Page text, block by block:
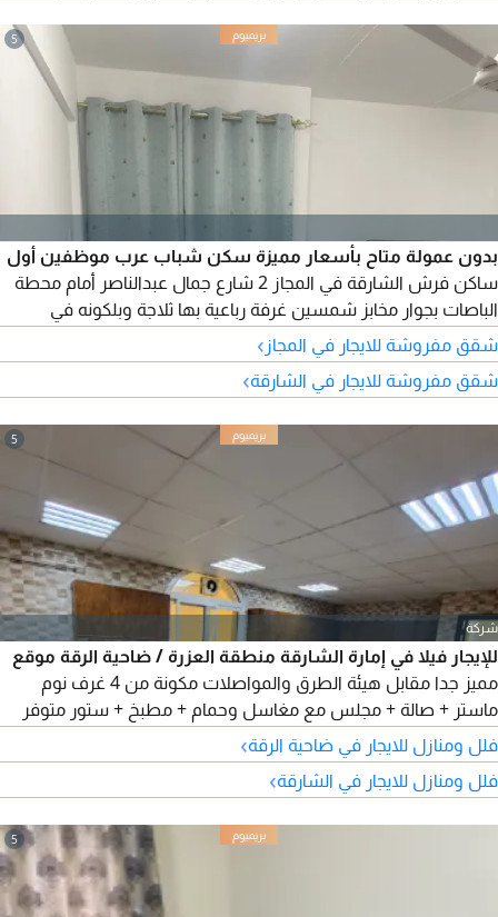
مركزي - كبتات في حائط، خزنات - مظلات للسيارات - مواقف خاصة -
حديقة خاصة - حوش كبير - علي أرض كاملة - مدخل خاص - مطلوب
230000 ألف درهم - سعر قابل للتفاوض - تشطيب
5
بدون عمولة متاح بأسعار مميزة سكن شباب عرب موظفين أول
ساكن فرش الشارقة في المجاز 2 شارع جمال عبدالناصر أمام محطة
الباصات بجوار مخابز شمسين غرفة رباعية بها ثلاجة وبلكونه في
الغرفة وغرفة خماسية مع تلاجه عاملة منزلية تنظف الغرف والحمامات
والمطبخ يوميا ويوجد ميكروويف وجميع اجهزة المطبخ ووأسعار
السكن تبدأ من 500 درهم السكن شامل جميع الخدمات للتواصل،
شقق مفروشة للايجار في المجاز ›
شقق مفروشة للايجار في الشارقة›
5
شركة
للإيجار فيلا في إمارة الشارقة منطقة العزرة / ضاحية الرقة موقع
مميز جدا مقابل هيئة الطرق والمواصلات مكونة من 4 غرف نوم
ماستر + صالة + مجلس مع مغاسل وحمام + مطبخ + ستور متوفر
بالفيلا مظلة تتسع الى 4 سيارات ومتوفر أيضا منطقة لجلسة خارجيه
مطلوب 95 ألف درهم سنويا
فلل ومنازل للايجار في ضاحية الرقة›
فلل ومنازل للايجار في الشارقة›
5